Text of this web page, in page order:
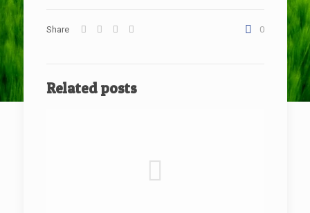
Share 0
Related posts